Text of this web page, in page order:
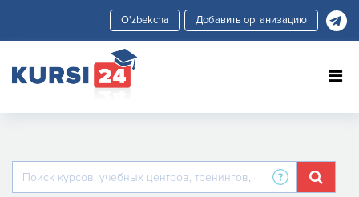
Добавить организацию